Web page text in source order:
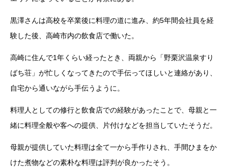
黒澤さんは高校を卒業後に料理の道に進み、約5年間会社員を経
験した後、高崎市内の飲食店で働いた。
高崎に住んで1年くらい経ったとき、両親から「野栗沢温泉すり
ばち荘」が忙しくなってきたので手伝ってほしいと連絡があり、
自宅から通いながら手伝うように。
料理人としての修行と飲食店での経験があったことで、母親と一
緒に料理全般や客への提供、片付けなどを担当していたそうだ。
母親が提供していた料理は全て一から手作りされ、手間ひまをか
けた煮物などの素朴な料理は評判が良かったそう。